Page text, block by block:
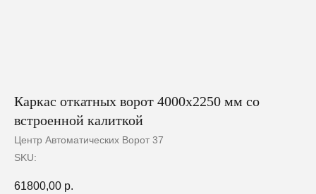
Каркас откатных ворот 4000х2250 мм со
встроенной калиткой
Центр Автоматических Ворот 37
SKU:
61800,00 р.